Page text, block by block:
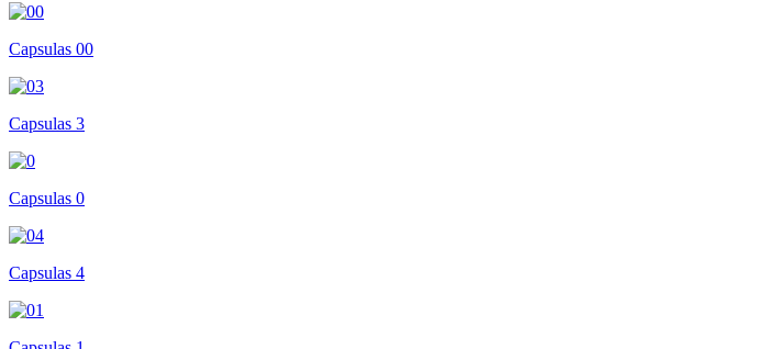
Capsulas 00
Capsulas 3
Capsulas 0
Capsulas 4